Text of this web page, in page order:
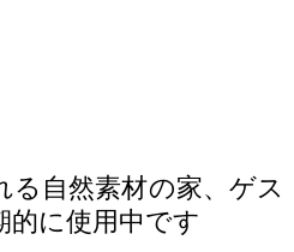
自然素材の家、ゲス
的に使用中です